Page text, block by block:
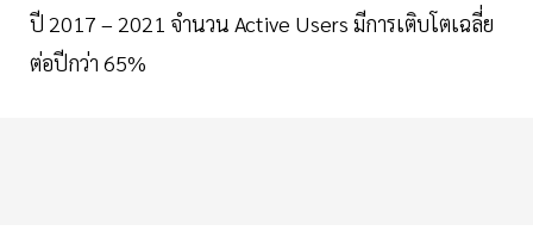
ปี 2017 – 2021 จำนวน Active Users มีการเติบโตเฉลี่ย
ต่อปีกว่า 65%